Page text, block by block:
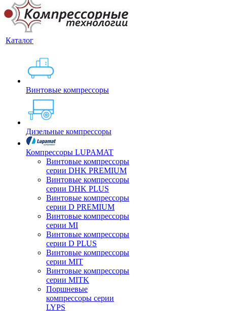
Каталог
Винтовые компрессоры
Дизельные компрессоры
Компрессоры LUPAMAT
Винтовые компрессоры
серии DHK PREMIUM
Винтовые компрессоры
серии DHK PLUS
Винтовые компрессоры
серии D PREMIUM
Винтовые компрессоры
серии MI
Винтовые компрессоры
серии D PLUS
Винтовые компрессоры
серии MIT
Винтовые компрессоры
серии MITK
Поршневые
компрессоры серии
LYPS